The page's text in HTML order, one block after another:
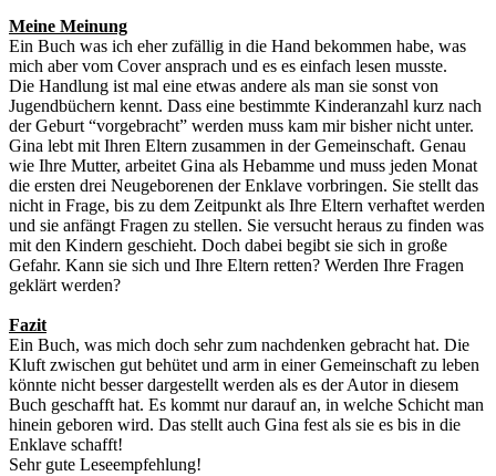
Meine Meinung
Ein Buch was ich eher zufällig in die Hand bekommen habe, was
mich aber vom Cover ansprach und es es einfach lesen musste.
Die Handlung ist mal eine etwas andere als man sie sonst von
Jugendbüchern kennt. Dass eine bestimmte Kinderanzahl kurz nach
der Geburt “vorgebracht” werden muss kam mir bisher nicht unter.
Gina lebt mit Ihren Eltern zusammen in der Gemeinschaft. Genau
wie Ihre Mutter, arbeitet Gina als Hebamme und muss jeden Monat
die ersten drei Neugeborenen der Enklave vorbringen. Sie stellt das
nicht in Frage, bis zu dem Zeitpunkt als Ihre Eltern verhaftet werden
und sie anfängt Fragen zu stellen. Sie versucht heraus zu finden was
mit den Kindern geschieht. Doch dabei begibt sie sich in große
Gefahr. Kann sie sich und Ihre Eltern retten? Werden Ihre Fragen
geklärt werden?
Fazit
Ein Buch, was mich doch sehr zum nachdenken gebracht hat. Die
Kluft zwischen gut behütet und arm in einer Gemeinschaft zu leben
könnte nicht besser dargestellt werden als es der Autor in diesem
Buch geschafft hat. Es kommt nur darauf an, in welche Schicht man
hinein geboren wird. Das stellt auch Gina fest als sie es bis in die
Enklave schafft!
Sehr gute Leseempfehlung!